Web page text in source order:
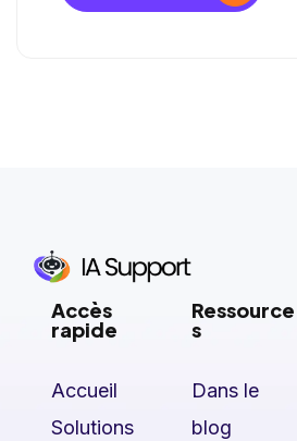
Accès
rapide
Accueil
Solutions
Ressource
s
Dans le
blog